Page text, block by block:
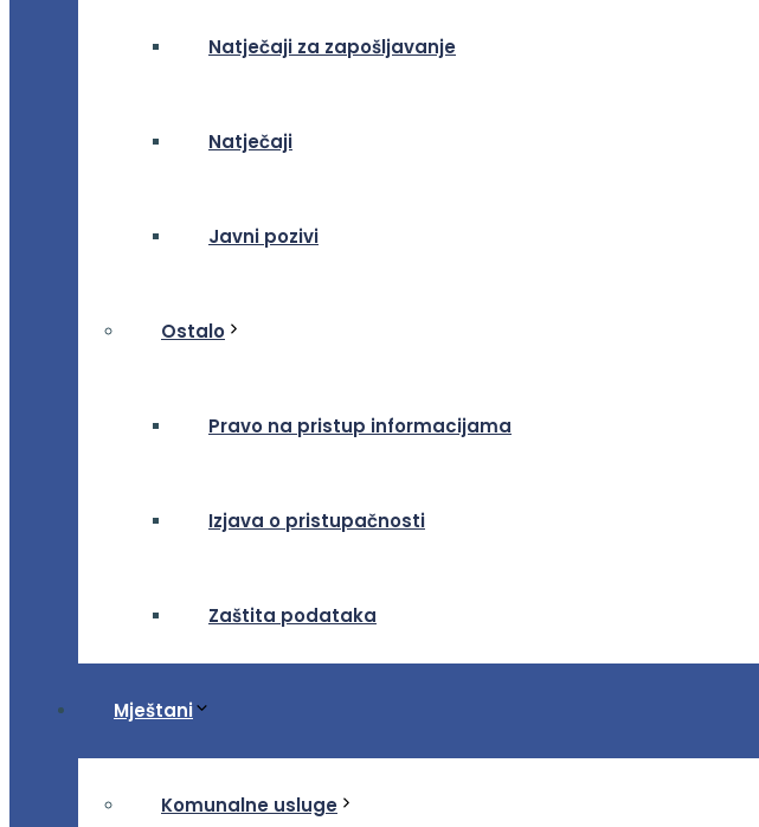
Natječaji za zapošljavanje
Natječaji
Javni pozivi
Ostalo
Pravo na pristup informacijama
Izjava o pristupačnosti
Zaštita podataka
Mještani
Komunalne usluge